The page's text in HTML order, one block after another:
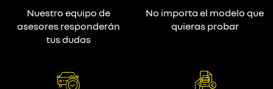
Nuestro equipo de
asesores responderán
tus dudas
No importa el modelo que
quieras probar